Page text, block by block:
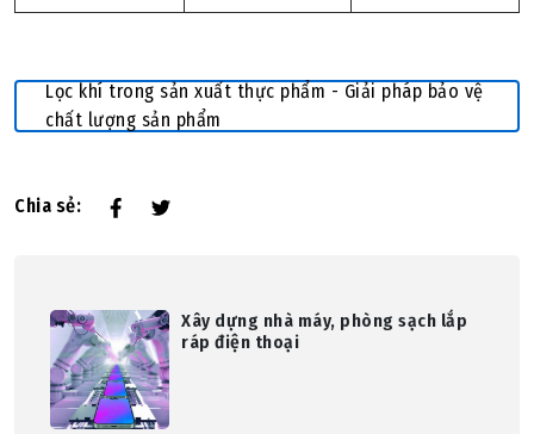
Lọc khí trong sản xuất thực phẩm - Giải pháp bảo vệ
chất lượng sản phẩm
Chia sẻ:
Xây dựng nhà máy, phòng sạch lắp
ráp điện thoại